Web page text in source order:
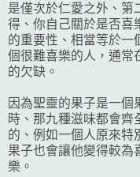
是僅次於仁愛之外、第
得、你自己關於是否喜
的重要性、相當等於一
個很難喜樂的人，通常
的欠缺。
因為聖靈的果子是一個
時、那九種滋味都會齊
的、例如一個人原來特
果子也會讓他變得較為
樂。